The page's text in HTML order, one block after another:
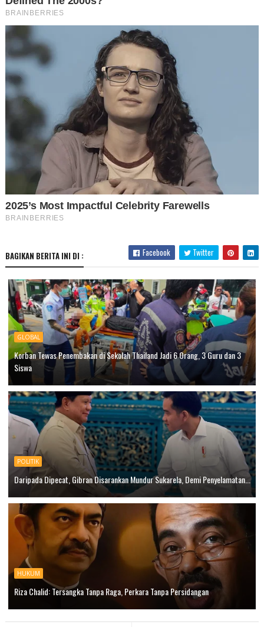
BAGIKAN BERITA INI DI : Facebook Twitter
GLOBAL
Korban Tewas Penembakan di Sekolah Thailand Jadi 6 Orang, 3 Guru dan 3
Siswa
POLITIK
Daripada Dipecat, Gibran Disarankan Mundur Sukarela, Demi Penyelamatan...
HUKUM
Riza Chalid: Tersangka Tanpa Raga, Perkara Tanpa Persidangan